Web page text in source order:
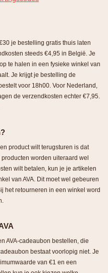
je bestelling gratis thuis laten
steeds €4,95 in België. Je
te halen in een fysieke winkel van
Je krijgt je bestelling de
voor 18h00. Voor Nederland,
de verzendkosten echter €7,95.
product wilt terugsturen is dat
worden uiteraard wel
wilt betalen, kun je je artikelen
van AVA. Dit moet wel gebeuren
het retourneren in een winkel word
AVA-cadeaubon bestellen, die
bestaat voorlopig niet. Je
van €1 en een